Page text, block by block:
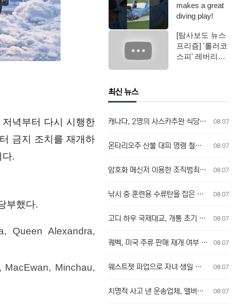
녁부터 다시 시행한
금지 조치를 재개하
다.
부했다.
Queen Alexandra,
MacEwan, Minchau,
makes a great
diving play!
[탐사보도 뉴스
프리즘] '롤러코
스피' 레버리지
최신 뉴스
캐나다, 2명의 사스카추완 식당 업주, 방글라데시 여성 인신매매 유죄 판결 08.07
온타리오주 산불 대피 명령 철회에 대한 굴 베이 퍼스트 네이션의 강력 반발 08.07
암호화 메신저 이용한 조직범죄, 청소년 포섭…수사 난항 예고 08.07
낚시 중 훈련용 수류탄을 잡은 남성 08.07
고디 하우 국제대교, 개통 초기 이용객 이중 요금 청구 의혹 제기 08.07
퀘벡, 미국 주류 판매 재개 여부 단독 결정 08.07
웨스트젯 파업으로 자녀 생일 놓친 부모, 후회와 실망감 호소 08.07
치명적 사고 낸 운송업체, 앨버타주서 운영 금지 조치 08.07